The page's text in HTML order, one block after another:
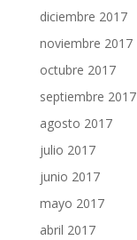
diciembre 2017
noviembre 2017
octubre 2017
septiembre 2017
agosto 2017
julio 2017
junio 2017
mayo 2017
abril 2017